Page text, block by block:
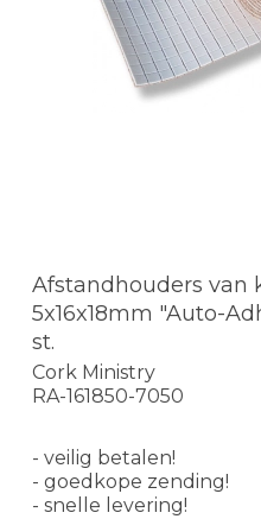
Afstandhouders van
5x16x18mm "Auto-
st.
Cork Ministry
RA-161850-7050
- veilig betalen!
- goedkope zending!
- snelle levering!